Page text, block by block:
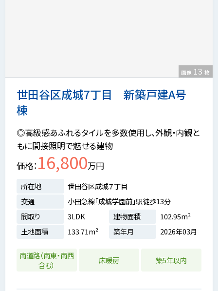
世田谷区成城7丁目 新築戸建A号
棟
画像 13 枚
◎高級感あふれるタイルを多数使用し、外観・内観と
もに間接照明で魅せる建物
価格 16,800万円
所在地
世田谷区成城７丁目
交通
小田急線「成城学園前」駅徒歩13分
間取り
3LDK 建物面積
102.95m²
土地面積
133.71m² 築年月 2026年03月
南道路（南東・南西
含む）
床暖房 築5年以内